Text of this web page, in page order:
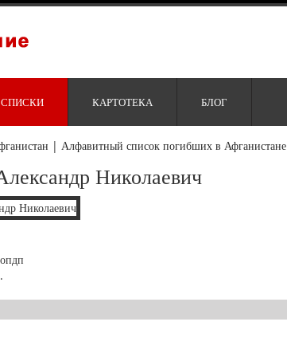
СПИСКИ КАРТОТЕКА БЛОГ
| Алфавитный список погибших в Афганистане
Николаевич